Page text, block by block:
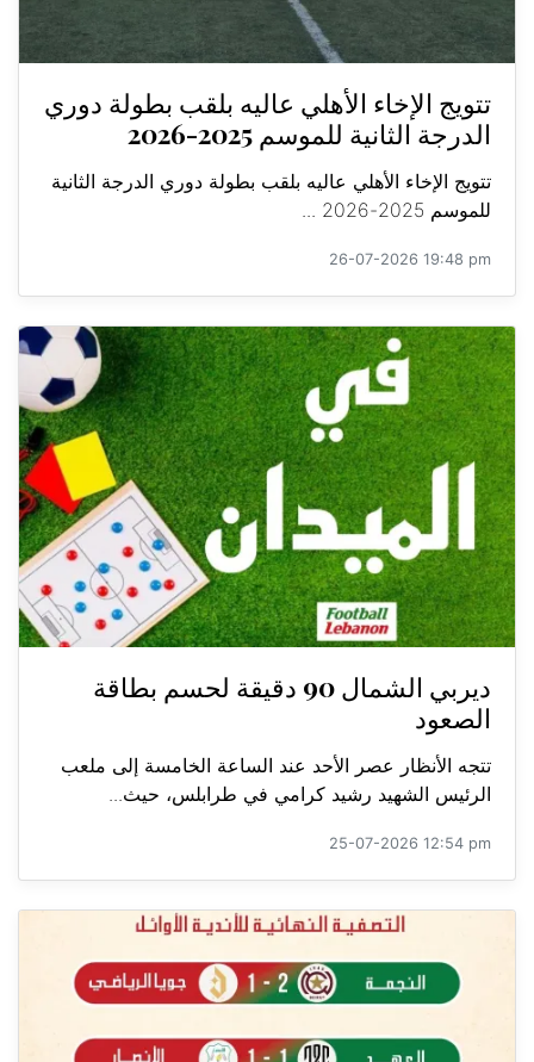
تتويج الإخاء الأهلي عاليه بلقب بطولة دوري
الدرجة الثانية للموسم 2025-2026
تتويج الإخاء الأهلي عاليه بلقب بطولة دوري الدرجة الثانية
للموسم 2025-2026 ...
26-07-2026 19:48 pm
ديربي الشمال 90 دقيقة لحسم بطاقة
الصعود
تتجه الأنظار عصر الأحد عند الساعة الخامسة إلى ملعب
الرئيس الشهيد رشيد كرامي في طرابلس، حيث...
25-07-2026 12:54 pm